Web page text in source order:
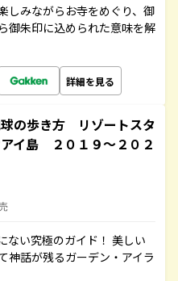
しみながらお寺をめぐり、御
御朱印に込められた意味を解
詳細を見る
の歩き方 リゾートスタ
イ島 ２０１９～２０２
ない究極のガイド！ 美しい
神話が残るガーデン・アイラ